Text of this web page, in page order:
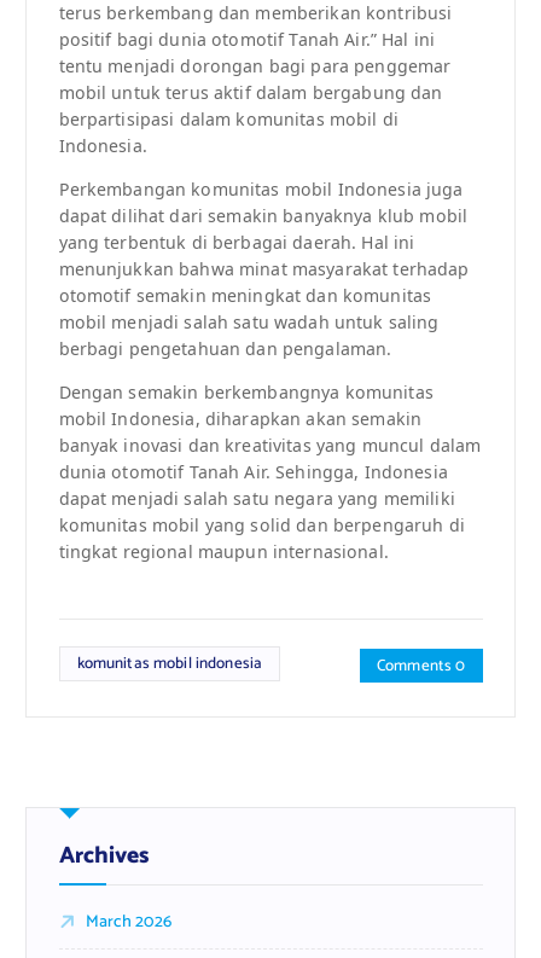
terus berkembang dan memberikan kontribusi
positif bagi dunia otomotif Tanah Air.” Hal ini
tentu menjadi dorongan bagi para penggemar
mobil untuk terus aktif dalam bergabung dan
berpartisipasi dalam komunitas mobil di
Indonesia.
Perkembangan komunitas mobil Indonesia juga
dapat dilihat dari semakin banyaknya klub mobil
yang terbentuk di berbagai daerah. Hal ini
menunjukkan bahwa minat masyarakat terhadap
otomotif semakin meningkat dan komunitas
mobil menjadi salah satu wadah untuk saling
berbagi pengetahuan dan pengalaman.
Dengan semakin berkembangnya komunitas
mobil Indonesia, diharapkan akan semakin
banyak inovasi dan kreativitas yang muncul dalam
dunia otomotif Tanah Air. Sehingga, Indonesia
dapat menjadi salah satu negara yang memiliki
komunitas mobil yang solid dan berpengaruh di
tingkat regional maupun internasional.
komunitas mobil indonesia Comments 0
Archives
March 2026